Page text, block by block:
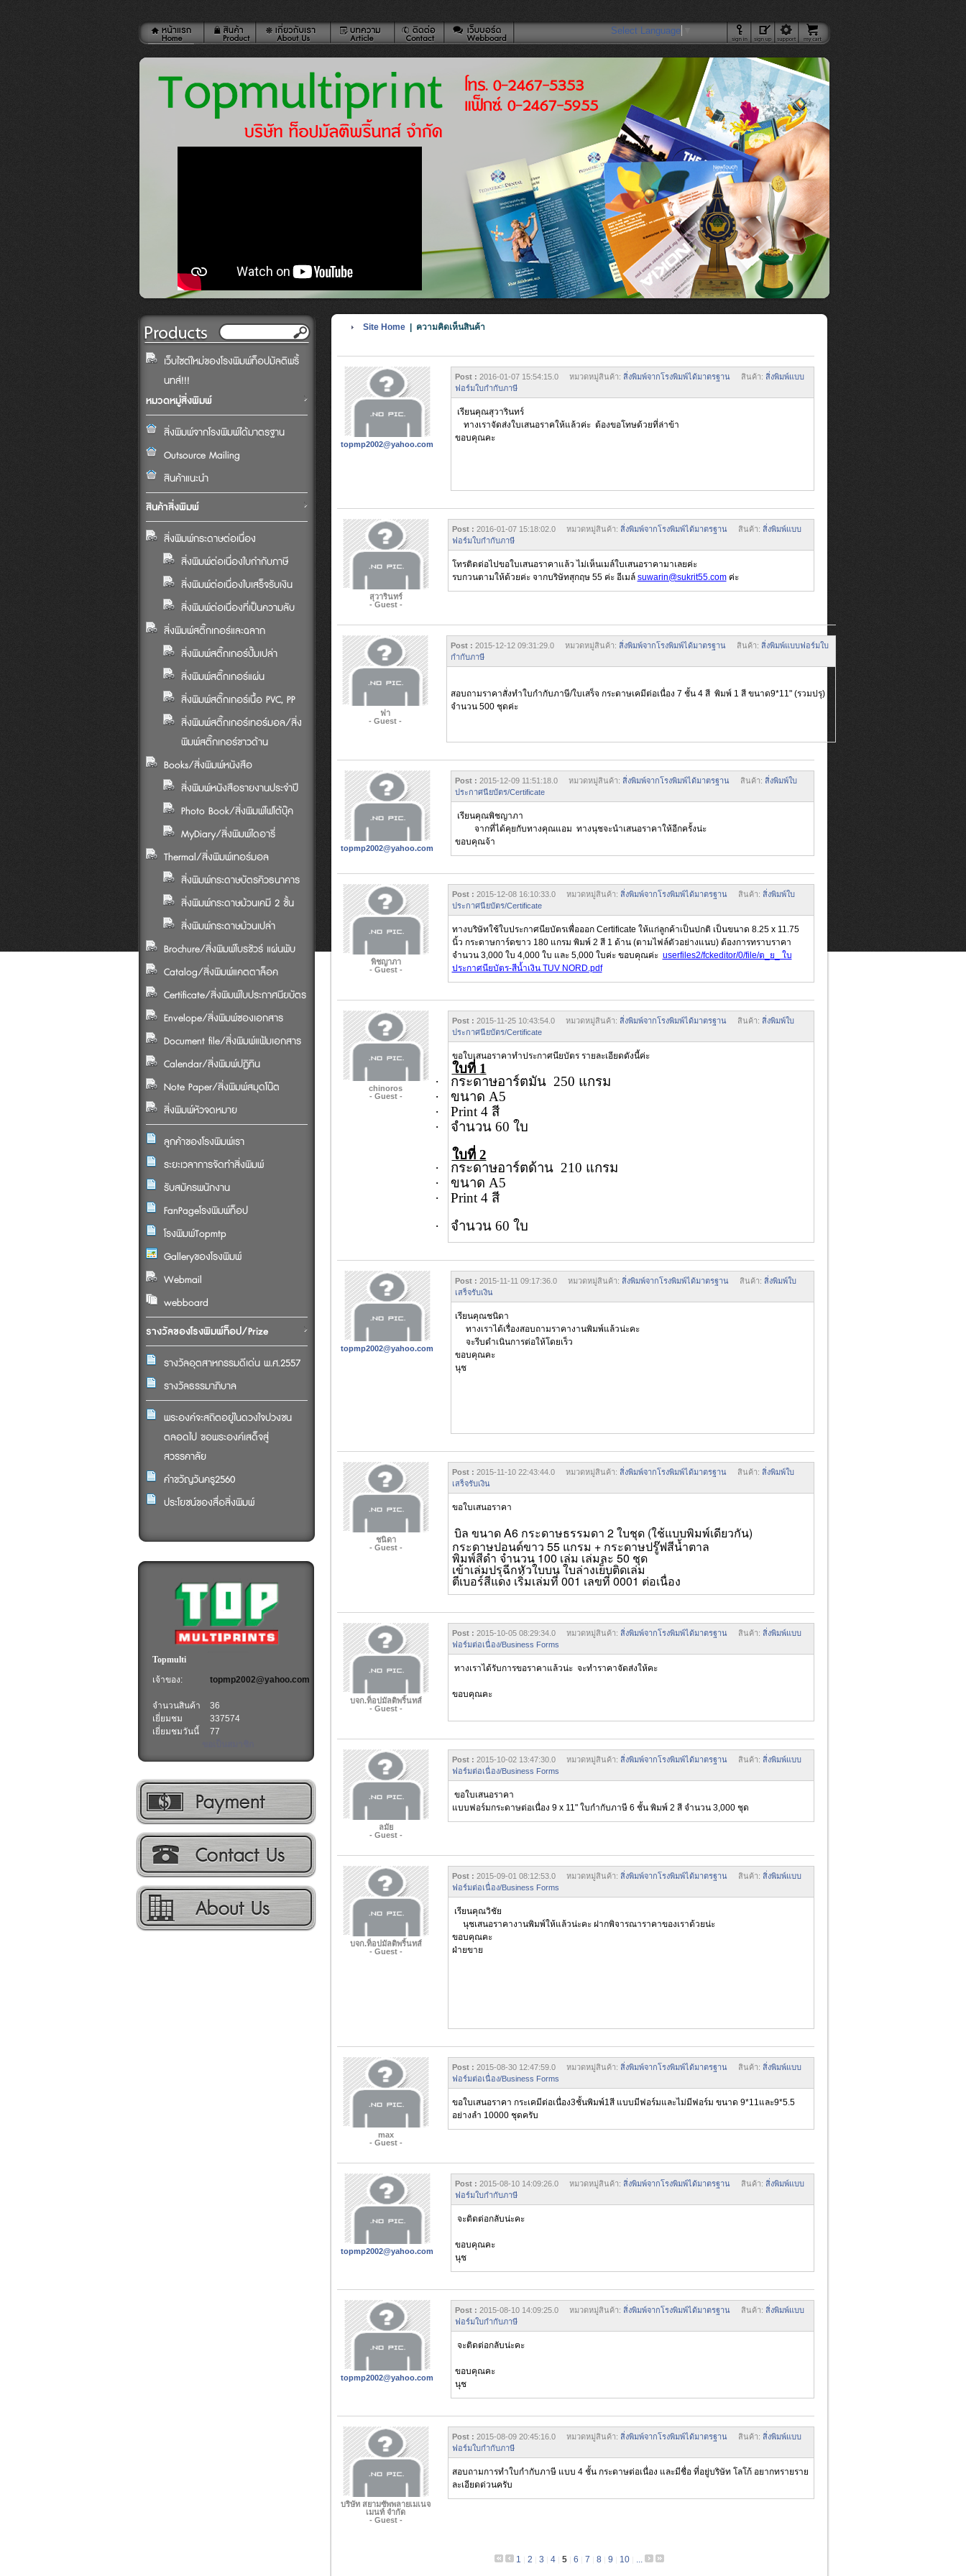
Select Language
เว็บไซต์ใหม่ของโรงพิมพ์ท็อปมัลติพริ้
นทส์!!!
หมวดหมู่สิ่งพิมพ์
สิ่งพิมพ์จากโรงพิมพ์ได้มาตรฐาน
Outsource Mailing
สินค้าแนะนำ
สินค้าสิ่งพิมพ์
สิ่งพิมพ์กระดาษต่อเนื่อง
สิ่งพิมพ์ต่อเนื่องใบกำกับภาษี
สิ่งพิมพ์ต่อเนื่องใบเสร็จรับเงิน
สิ่งพิมพ์ต่อเนื่องที่เป็นความลับ
สิ่งพิมพ์สติ๊กเกอร์และฉลาก
สิ่งพิมพ์สติ๊กเกอร์ปั๊มเปล่า
สิ่งพิมพ์สติ๊กเกอร์แผ่น
สิ่งพิมพ์สติ๊กเกอร์เนื้อ PVC, PP
สิ่งพิมพ์สติ๊กเกอร์เทอร์มอล/สิ่ง
พิมพ์สติ๊กเกอร์ขาวด้าน
Books/สิ่งพิมพ์หนังสือ
สิ่งพิมพ์หนังสือรายงานประจำปี
Photo Book/สิ่งพิมพ์โฟโต้บุ๊ค
MyDiary/สิ่งพิมพ์ไดอารี่
Thermal/สิ่งพิมพ์เทอร์มอล
สิ่งพิมพ์กระดาษบัตรคิวธนาคาร
สิ่งพิมพ์กระดาษม้วนเคมี 2 ชั้น
สิ่งพิมพ์กระดาษม้วนเปล่า
Brochure/สิ่งพิมพ์โบรชัวร์ แผ่นพับ
Catalog/สิ่งพิมพ์แคตตาล็อค
Certificate/สิ่งพิมพ์ใบประกาศนียบัตร
Envelope/สิ่งพิมพ์ซองเอกสาร
Document file/สิ่งพิมพ์แฟ้มเอกสาร
Calendar/สิ่งพิมพ์ปฏิทิน
Note Paper/สิ่งพิมพ์สมุดโน๊ต
สิ่งพิมพ์หัวจดหมาย
ลูกค้าของโรงพิมพ์เรา
ระยะเวลาการจัดทำสิ่งพิมพ์
รับสมัครพนักงาน
FanPageโรงพิมพ์ท็อป
โรงพิมพ์Topmtp
Galleryของโรงพิมพ์
Webmail
webboard
รางวัลของโรงพิมพ์ท็อป/Prize
รางวัลอุตสาหกรรมดีเด่น พ.ศ.2557
รางวัลธรรมาภิบาล
พระองค์จะสถิตอยู่ในดวงใจปวงชน
ตลอดไป ขอพระองค์เสด็จสู่
สวรรคาลัย
คำขวัญวันครู2560
ประโยชน์ของสื่อสิ่งพิมพ์
Topmulti
เจ้าของ:
topmp2002@yahoo.com
จำนวนสินค้า
36
เยี่ยมชม
337574
เยี่ยมชมวันนี้
77
Site Home| ความคิดเห็นสินค้า
topmp2002@yahoo.com
Post : 2016-01-07 15:54:15.0 หมวดหมู่สินค้า: สิ่งพิมพ์จากโรงพิมพ์ได้มาตรฐานสินค้า: สิ่งพิมพ์แบบ
ฟอร์มใบกำกับภาษี
เรียนคุณสุวารินทร์
ทางเราจัดส่งใบเสนอราคให้แล้วค่ะ ต้องขอโทษด้วยที่ล่าข้า
ขอบคุณคะ
สุวารินทร์
- Guest -
Post : 2016-01-07 15:18:02.0 หมวดหมู่สินค้า: สิ่งพิมพ์จากโรงพิมพ์ได้มาตรฐานสินค้า: สิ่งพิมพ์แบบ
ฟอร์มใบกำกับภาษี
โทรติดต่อไปขอใบเสนอราคาแล้ว ไม่เห็นเมล์ใบเสนอราคามาเลยค่ะ
รบกวนตามให้ด้วยค่ะ จากบริษัทสุกฤษ 55 ค่ะ อีเมล์ suwarin@sukrit55.comค่ะ
ฟา
- Guest -
Post : 2015-12-12 09:31:29.0 หมวดหมู่สินค้า: สิ่งพิมพ์จากโรงพิมพ์ได้มาตรฐานสินค้า: สิ่งพิมพ์แบบฟอร์มใบ
กำกับภาษี
สอบถามราคาสั่งทำใบกำกับภาษี/ใบเสร็จ กระดาษเคมีต่อเนื่อง 7 ชั้น4 สี พิมพ์ 1 สี ขนาด9*11" (รวมปรุ)
จำนวน 500 ชุดค่ะ
topmp2002@yahoo.com
Post : 2015-12-09 11:51:18.0 หมวดหมู่สินค้า: สิ่งพิมพ์จากโรงพิมพ์ได้มาตรฐานสินค้า: สิ่งพิมพ์ใบ
ประกาศนียบัตร/Certificate
เรียนคุณพิชญาภา
จากที่ได้คุยกับทางคุณแอม ทางนุชจะนำเสนอราคาให้อีกครั้งน่ะ
ขอบคุณจ้า
พิชญาภา
- Guest -
Post : 2015-12-08 16:10:33.0 หมวดหมู่สินค้า: สิ่งพิมพ์จากโรงพิมพ์ได้มาตรฐานสินค้า: สิ่งพิมพ์ใบ
ประกาศนียบัตร/Certificate
ทางบริษัทใช้ใบประกาศนียบัตรเพื่อออก Certificate ให้แก่ลูกค้าเป็นปกติ เป็นขนาด 8.25 x 11.75
นิ้ว กระดาษการ์ดขาว 180 แกรม พิมพ์ 2 สี 1 ด้าน (ตามไฟล์ตัวอย่างแนบ) ต้องการทราบราคา
จำนวน 3,000 ใบ 4,000 ใบ และ 5,000 ใบค่ะ ขอบคุณค่ะ userfiles2/fckeditor/0/file/ต_ย_ ใบ
ประกาศนียบัตร-สีน้ำเงิน TUV NORD.pdf
chinoros
- Guest -
Post : 2015-11-25 10:43:54.0 หมวดหมู่สินค้า: สิ่งพิมพ์จากโรงพิมพ์ได้มาตรฐานสินค้า: สิ่งพิมพ์ใบ
ประกาศนียบัตร/Certificate
ขอใบเสนอราคาทำประกาศนียบัตร รายละเอียดดังนี้ค่ะ
ใบที่ 1
·
กระดาษอาร์ตมัน 250 แกรม
·
ขนาด A5
·
Print 4 สี
·
จำนวน 60 ใบ
ใบที่ 2
·
กระดาษอาร์ตด้าน 210 แกรม
·
ขนาด A5
·
Print 4 สี
·
จำนวน 60 ใบ
topmp2002@yahoo.com
Post : 2015-11-11 09:17:36.0 หมวดหมู่สินค้า: สิ่งพิมพ์จากโรงพิมพ์ได้มาตรฐานสินค้า: สิ่งพิมพ์ใบ
เสร็จรับเงิน
เรียนคุณชนิดา
ทางเราได้เรื่องสอบถามราคางานพิมพ์แล้วน่ะคะ
จะรีบดำเนินการต่อให้โดยเร็ว
ขอบคุณคะ
นุช
ชนิดา
- Guest -
Post : 2015-11-10 22:43:44.0 หมวดหมู่สินค้า: สิ่งพิมพ์จากโรงพิมพ์ได้มาตรฐานสินค้า: สิ่งพิมพ์ใบ
เสร็จรับเงิน
ขอใบเสนอราคา
บิล ขนาด A6 กระดาษธรรมดา 2 ใบชุด (ใช้แบบพิมพ์เดียวกัน)
กระดาษปอนด์ขาว 55 แกรม + กระดาษปรู๊ฟสีน้ำตาล
พิมพ์สีดำ จำนวน 100 เล่ม เล่มละ 50 ชุด
เข้าเล่มปรุฉีกหัวใบบน ใบล่างเย็บติดเล่ม
ตีเบอร์สีแดง เริ่มเล่มที่ 001 เลขที่ 0001 ต่อเนื่อง
บจก.ท็อปมัลติพริ้นทส์
- Guest -
Post : 2015-10-05 08:29:34.0 หมวดหมู่สินค้า: สิ่งพิมพ์จากโรงพิมพ์ได้มาตรฐานสินค้า: สิ่งพิมพ์แบบ
ฟอร์มต่อเนื่อง/Business Forms
ทางเราได้รับการขอราคาแล้วน่ะ จะทำราคาจัดส่งให้คะ
ขอบคุณคะ
ลมัย
- Guest -
Post : 2015-10-02 13:47:30.0 หมวดหมู่สินค้า: สิ่งพิมพ์จากโรงพิมพ์ได้มาตรฐานสินค้า: สิ่งพิมพ์แบบ
ฟอร์มต่อเนื่อง/Business Forms
ขอใบเสนอราคา
แบบฟอร์มกระดาษต่อเนื่อง 9 x 11" ใบกำกับภาษี 6 ชั้น พิมพ์ 2 สี จำนวน 3,000 ชุด
บจก.ท็อปมัลติพริ้นทส์
- Guest -
Post : 2015-09-01 08:12:53.0 หมวดหมู่สินค้า: สิ่งพิมพ์จากโรงพิมพ์ได้มาตรฐานสินค้า: สิ่งพิมพ์แบบ
ฟอร์มต่อเนื่อง/Business Forms
เรียนคุณวิชัย
นุชเสนอราคางานพิมพ์ให้แล้วน่ะคะ ฝากพิจารณาราคาของเราด้วยน่ะ
ขอบคุณคะ
ฝ่ายขาย
max
- Guest -
Post : 2015-08-30 12:47:59.0 หมวดหมู่สินค้า: สิ่งพิมพ์จากโรงพิมพ์ได้มาตรฐานสินค้า: สิ่งพิมพ์แบบ
ฟอร์มต่อเนื่อง/Business Forms
ขอใบเสนอราคา กระเคมีต่อเนื่อง3ชั้นพิมพ์1สี แบบมีฟอร์มและไม่มีฟอร์ม ขนาด 9*11และ9*5.5
อย่างลำ 10000 ชุดครับ
topmp2002@yahoo.com
Post : 2015-08-10 14:09:26.0 หมวดหมู่สินค้า: สิ่งพิมพ์จากโรงพิมพ์ได้มาตรฐานสินค้า: สิ่งพิมพ์แบบ
ฟอร์มใบกำกับภาษี
จะติดต่อกลับน่ะคะ
ขอบคุณคะ
นุช
topmp2002@yahoo.com
Post : 2015-08-10 14:09:25.0 หมวดหมู่สินค้า: สิ่งพิมพ์จากโรงพิมพ์ได้มาตรฐานสินค้า: สิ่งพิมพ์แบบ
ฟอร์มใบกำกับภาษี
จะติดต่อกลับน่ะคะ
ขอบคุณคะ
นุช
บริษัท สยามซัพพลายเมเนจ
เมนท์ จำกัด
- Guest -
Post : 2015-08-09 20:45:16.0 หมวดหมู่สินค้า: สิ่งพิมพ์จากโรงพิมพ์ได้มาตรฐานสินค้า: สิ่งพิมพ์แบบ
ฟอร์มใบกำกับภาษี
สอบถามการทำใบกำกับภาษี แบบ 4 ชั้น กระดาษต่อเนื่อง และมีชื่อ ที่อยู่บริษัท โลโก้ อยากทรายราย
ละเอียดด่วนครับ
1 2 3 4 5 6 7 8 9 10 ...